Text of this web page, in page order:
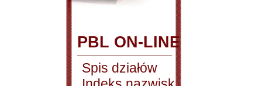
PBL ON-LINE
Spis działów